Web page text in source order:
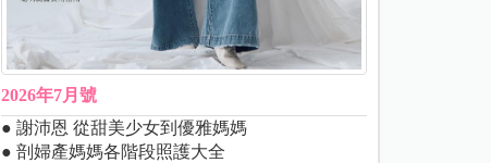
2026年7月號
● 謝沛恩 從甜美少女到優雅媽媽
● 剖婦產媽媽各階段照護大全